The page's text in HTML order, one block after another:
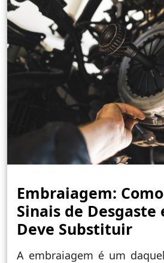
Embraiagem:
Sinais de Desgaste
Deve Substituir
A embraiagem é um